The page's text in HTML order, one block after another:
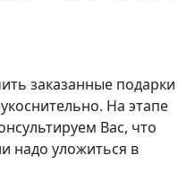
заказанные подарки
На этапе
Вас, что
надо уложиться в